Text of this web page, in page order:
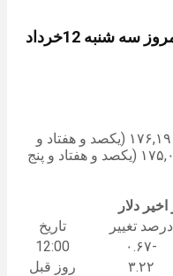
اکوایران: قیمت دلار در معاملات امروز سه شنبه 12خرداد
دلار امروز با کاهش ۰.۶۶ درصدی، از ۱۷۶,۱۹۰ (یکصد و هفتاد و
شش هزار و یکصد و نود ) تومان به ۱۷۵,۰۲۰ (یکصد و هفتاد و پنج
درصد تغییر
تاریخ
-۰.۶۷
12:00
۳.۲۲
روز قبل